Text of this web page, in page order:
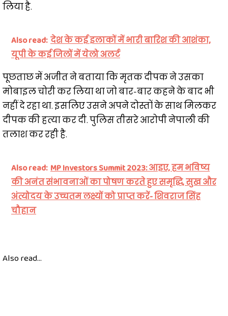
लिया है.
Also read: देश के कई इलाकों में भारी बारिश की आशंका,
यूपी के कई जिलों में येलो अलर्ट
पूछताछ में अजीत ने बताया कि मृतक दीपक ने उसका
मोबाइल चोरी कर लिया था जो बार-बार कहने के बाद भी
नहीं दे रहा था. इसलिए उसने अपने दोस्तों के साथ मिलकर
दीपक की हत्या कर दी. पुलिस तीसरे आरोपी नेपाली की
तलाश कर रही है.
Also read: MP Investors Summit 2023: आइए, हम भविष्य
की अनंत संभावनाओं का पोषण करते हुए समृद्धि, सुख और
अंत्योदय के उच्चतम लक्ष्यों को प्राप्त करें- शिवराज सिंह
चौहान
Also read...